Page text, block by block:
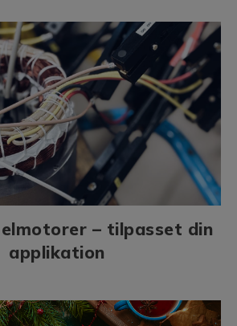
– tilpasset din
applikation